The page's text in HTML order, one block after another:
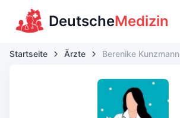
DeutscheMedizin
Startseite Ärzte Berenike Kunzmann